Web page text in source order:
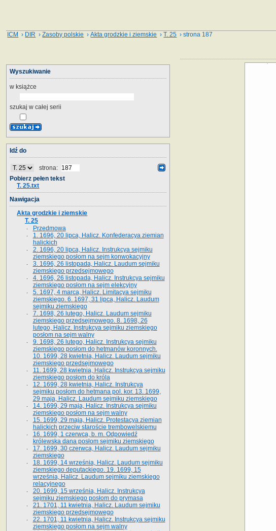
ICM › DIR ›Zasoby polskie ›Akta grodzkie i ziemskie ›T. 25 › strona 187
Wyszukiwanie
w książce
szukaj w całej serii
Idź do
strona:
Pobierz pełen tekst
T. 25.txt
Nawigacja
Akta grodzkie i ziemskie
T. 25
Przedmowa
1. 1696, 20 lipca, Halicz. Konfederacya ziemian
halickich
2. 1696, 20 lipca, Halicz. Instrukcya sejmiku
ziemskiego posłom na sejm konwokacyjny
3. 1696, 26 listopada, Halicz. Laudum sejmiku
ziemskiego przedsejmowego
4. 1696, 26 listopada, Halicz. Instrukcya sejmiku
ziemskiego posłom na sejm elekcyjny
5. 1697, 4 marca, Halicz. Limitacya sejmiku
ziemskiego. 6. 1697, 31 lipca, Halicz. Laudum
sejmiku ziemskiego
7. 1698, 26 lutego, Halicz. Laudum sejmiku
ziemskiego przedsejmowego. 8. 1698, 26
lutego, Halicz. Instrukcya sejmiku ziemskiego
posłom na sejm walny
9. 1698, 26 lutego, Halicz. Instrukcya sejmiku
ziemskiego posłom do hetmanów koronnych.
10. 1699, 28 kwietnia, Halicz. Laudum sejmiku
ziemskiego przedsejmowego
11. 1699, 28 kwietnia, Halicz. Instrukcya sejmiku
ziemskiego posłom do króla
12. 1699, 28 kwietnia, Halicz. Instrukcya
sejmiku posłom do hetmana pol. kor. 13. 1699,
29 maja, Halicz. Laudum sejmiku ziemskiego
14. 1699, 29 maja, Halicz. Instrukcya sejmiku
ziemskiego posłom na sejm walny
15. 1699, 29 maja, Halicz. Protestacya ziemian
halickich przeciw staroście trembowelskiemu
16. 1699, 1 czerwca, b. m. Odpowiedź
królewska dana posłom sejmiku ziemskiego
17. 1699, 30 czerwca, Halicz. Laudum sejmiku
ziemskiego
18. 1699, 14 września, Halicz. Laudum sejmiku
ziemskiego deputackiego. 19. 1699, 15
września, Halicz. Laudum sejmiku ziemskiego
relacyjnego
20. 1699, 15 września, Halicz. Instrukcya
sejmiku ziemskiego posłom do prymasa
21. 1701, 11 kwietnia, Halicz. Laudum sejmiku
ziemskiego przedsejmowego
22. 1701, 11 kwietnia, Halicz. Instrukcya sejmiku
ziemskiego posłom na sejm walny